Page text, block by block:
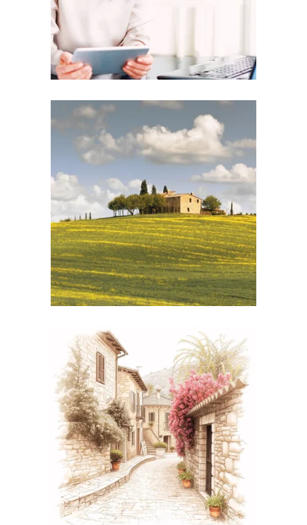
€197,00
Corso Quando gli Sha non
sono a tuo favore! – Feng
Shui Case Studies
€197,00
Corso Sha interni e un
puzzle da risolvere! –
Feng Shui Case Studies
€197,00